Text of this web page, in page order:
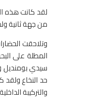
لقد كانت هذه
من جهة ثانية
وتلاحقت
المطلة على
سيدي بومنديل
حد النخاع
والتركيبة